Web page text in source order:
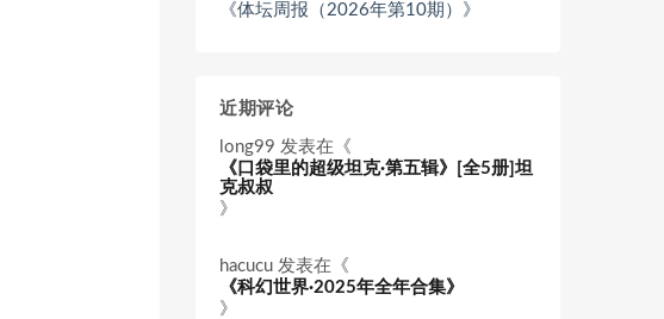
《体坛周报（2026年第10期）》
近期评论
long99 发表在《
《口袋里的超级坦克·第五辑》[全5册]坦
克叔叔
》
hacucu 发表在《
《科幻世界·2025年全年合集》
》